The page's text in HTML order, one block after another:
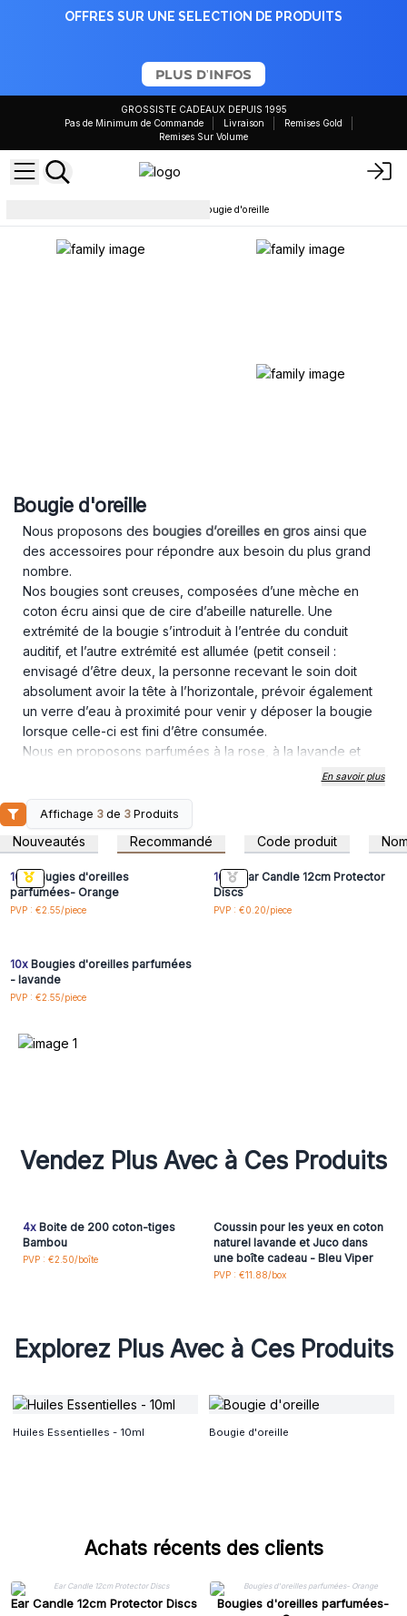
OFFRES SUR UNE SELECTION DE PRODUITS
PLUS D'INFOS
GROSSISTE CADEAUX DEPUIS 1995
Pas de Minimum de Commande
Livraison
Remises Gold
Remises Sur Volume
Bougie d'oreille
Bougie d'oreille
Nous proposons des bougies d’oreilles en grosainsi que
des accessoires pour répondre aux besoin du plus grand
nombre.
Nos bougies sont creuses, composées d’une mèche en
coton écru ainsi que de cire d’abeille naturelle. Une
extrémité de la bougie s’introduit à l’entrée du conduit
auditif, et l’autre extrémité est allumée (petit conseil :
envisagé d’être deux, la personne recevant le soin doit
absolument avoir la tête à l’horizontale, prévoir également
un verre d’eau à proximité pour venir y déposer la bougie
lorsque celle-ci est fini d’être consumée.
Nous en proposons parfumées à la rose, à la lavande et
aux huiles essentielles d'orange. Il y a un filtre à l'extrémité
Elles sont parfaites pour un usage professionnel de spa ou
en aromathérapie.
En savoir plus
Affichage 3 de 3 Produits
Nouveautés Recommandé Code produit
Connectez-vous ou
inscrivez-vous pour
accéder aux prix de gros
10xBougies d'oreilles
parfumées- Orange
PVP : €2.55/piece
inscrivez-vous pour
accéder aux prix de gros
100x Ear Candle 12cm Protector
Discs
PVP : €0.20/piece
Connectez-vous ou
10xBougies d'oreilles parfumées
- lavande
PVP : €2.55/piece
Vendez Plus Avec à Ces Produits
4xBoite de 200 coton-tiges
Bambou
PVP : €2.50/boîte
Coussin pour les yeux en coton
naturel lavande et Juco dans
une boîte cadeau - Bleu Viper
PVP : €11.88/box
Explorez Plus Avec à Ces Produits
Huiles Essentielles - 10ml Bougie d'oreille
Achats récents des clients
Ear Candle 12cm Protector Discs
Bougies d'oreilles parfumées-